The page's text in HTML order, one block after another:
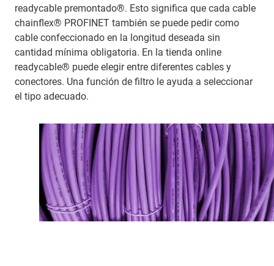
readycable premontado®. Esto significa que cada cable
chainflex® PROFINET también se puede pedir como
cable confeccionado en la longitud deseada sin
cantidad mínima obligatoria. En la tienda online
readycable® puede elegir entre diferentes cables y
conectores. Una función de filtro le ayuda a seleccionar
el tipo adecuado.